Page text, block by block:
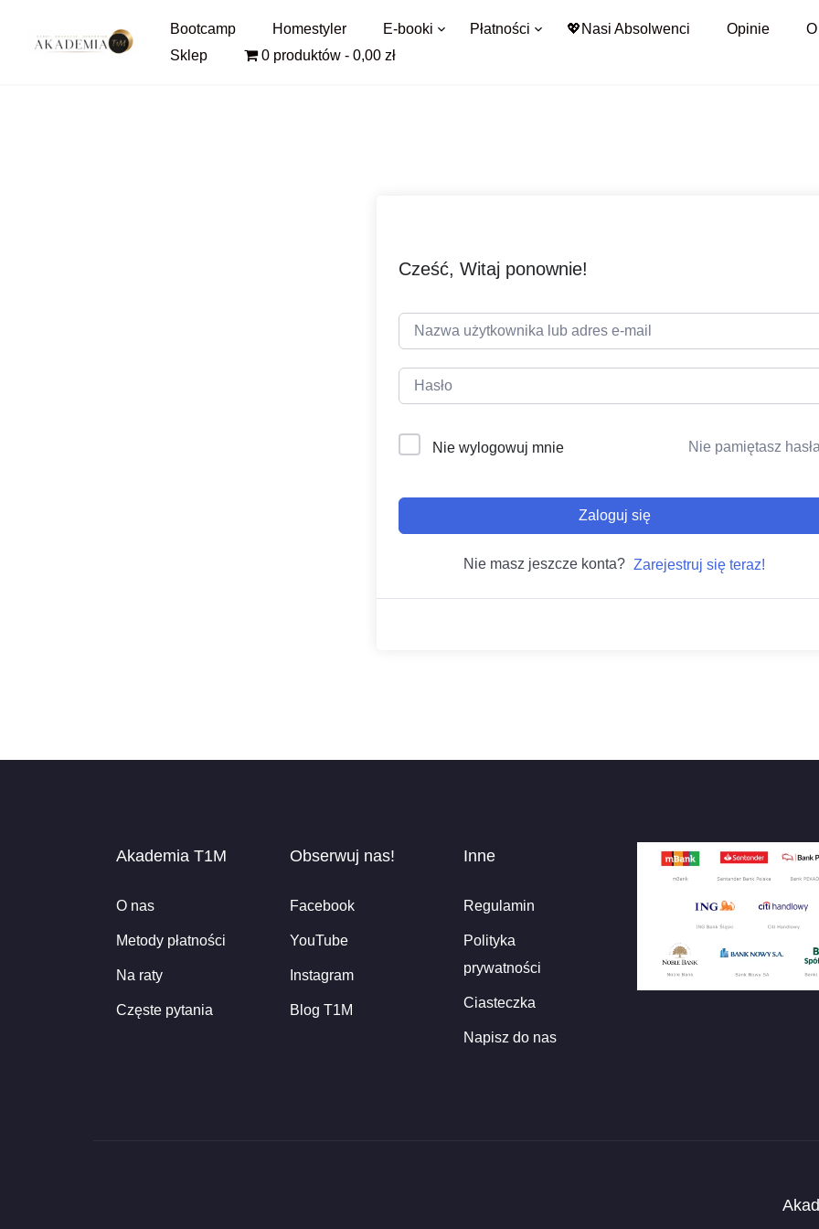
Bootcamp Homestyler E-booki Płatności 💖Nasi Absolwenci Opinie
Sklep
0 produktów 0,00 zł
Cześć, Witaj ponownie!
Nie wylogowuj mnie Nie pamiętasz
Zaloguj się
Nie masz jeszcze konta? Zarejestruj się teraz!
Akademia T1M
O nas
Metody płatności
Na raty
Częste pytania
Obserwuj nas!
Facebook
YouTube
Instagram
Blog T1M
Inne
Regulamin
Polityka
prywatności
Ciasteczka
Napisz do nas